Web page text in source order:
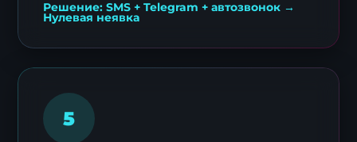
Решение: SMS + Telegram + автозвонок →
Нулевая неявка
5